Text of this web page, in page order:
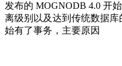
发布的 MOGNODB 4.0 开
离级别以及达到传统数据
始有了事务，主要原因